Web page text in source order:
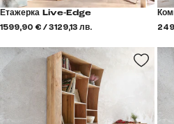
Етажерка Live-Edge
1599,90 € / 3129,13 лв.